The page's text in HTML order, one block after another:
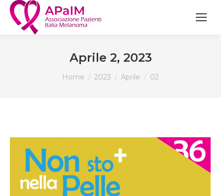
Aprile 2, 2023
You are here:
Home 2023 Aprile 02